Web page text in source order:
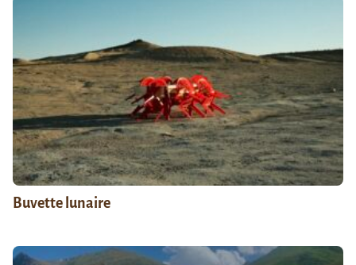
Buvette lunaire